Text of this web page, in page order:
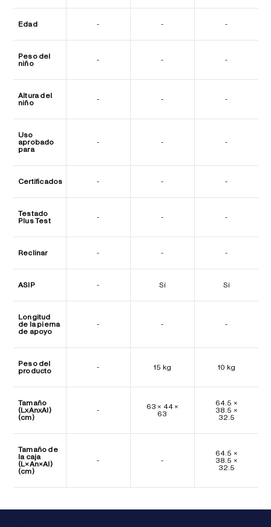
Edad - - -
Peso del
niño
- - -
Altura del
niño
- - -
Uso
aprobado
para
- - -
Certificados - - -
Testado
Plus Test
- - -
Reclinar - - -
ASIP - Sí Sí
Longitud
de la pierna
de apoyo
- - -
Peso del
producto
- 15 kg 10 kg
Tamaño
(LxAnxAl)
(cm)
-
63 × 44 ×
63
64.5 ×
38.5 ×
32.5
Tamaño de
la caja
(L×An×Al)
(cm)
- -
64.5 ×
38.5 ×
32.5